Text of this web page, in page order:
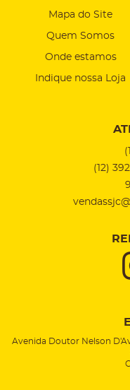
Mapa do Site
Quem Somos
Onde estamos
Indique nossa Loja
(12)
Avenida Doutor Nelson